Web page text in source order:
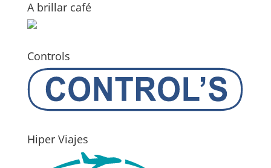
A brillar café
Controls
Hiper Viajes